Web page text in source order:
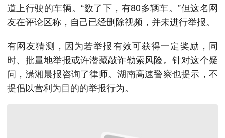
道上行驶的车辆。“数了下，有80多辆车。”但这名网
友在评论区称，自己已经删除视频，并未进行举报。
有网友猜测，因为若举报有效可获得一定奖励，同
时、批量地举报或许潜藏敲诈勒索风险。针对这个疑
问，潇湘晨报咨询了律师。湖南高速警察也提示，不
提倡以营利为目的的举报行为。